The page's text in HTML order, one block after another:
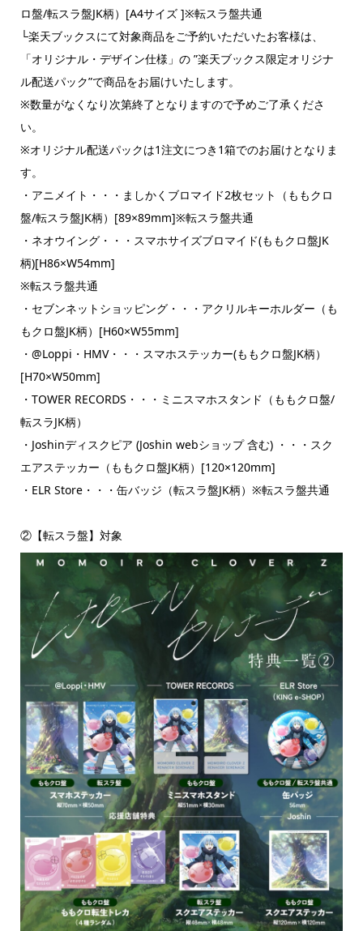
ロ盤/転スラ盤JK柄）[A4サイズ ]※転スラ盤共通
└楽天ブックスにて対象商品をご予約いただいたお客様は、
「オリジナル・デザイン仕様」の ”楽天ブックス限定オリジナ
ル配送パック”で商品をお届けいたします。
※数量がなくなり次第終了となりますので予めご了承くださ
い。
※オリジナル配送パックは1注文につき1箱でのお届けとなりま
す。
・アニメイト・・・ましかくブロマイド2枚セット（ももクロ
盤/転スラ盤JK柄）[89×89mm]※転スラ盤共通
・ネオウイング・・・スマホサイズブロマイド(ももクロ盤JK
柄)[H86×W54mm]
※転スラ盤共通
・セブンネットショッピング・・・アクリルキーホルダー（も
もクロ盤JK柄）[H60×W55mm]
・@Loppi・HMV・・・スマホステッカー(ももクロ盤JK柄）
[H70×W50mm]
・TOWER RECORDS・・・ミニスマホスタンド（ももクロ盤/
転スラJK柄）
・Joshinディスクピア (Joshin webショップ 含む) ・・・スク
エアステッカー（ももクロ盤JK柄）[120×120mm]
・ELR Store・・・缶バッジ（転スラ盤JK柄）※転スラ盤共通
②【転スラ盤】対象